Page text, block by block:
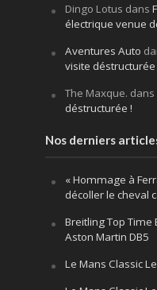
Dingo Lotus dans
électrique venue
Aventures Auto
visite déstructurée
The Maxque. dans
déstructurée !
Nos derniers
« Hommage à
décoller le cheval
Breitling Top Time
Aston Martin DB5
Le Mans Classic